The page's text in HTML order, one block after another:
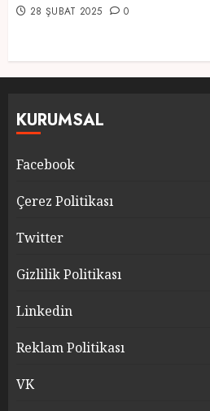
28 ŞUBAT 2025 0
KURUMSAL
Facebook
Çerez Politikası
Twitter
Gizlilik Politikası
Linkedin
Reklam Politikası
VK